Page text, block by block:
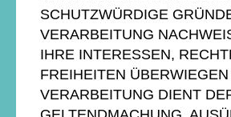
SCHUTZWÜRDIGE
VERARBEITUNG
IHRE INTERESSEN,
FREIHEITEN
VERARBEITUNG DIENT